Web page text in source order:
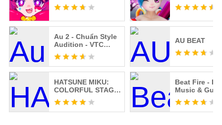
Au 2 - Chuẩn Style
Audition - VTC
Game
AU BEAT
HATSUNE MIKU:
COLORFUL STAGE!
(JP)
Beat Fire -
Music & Gun
Sounds